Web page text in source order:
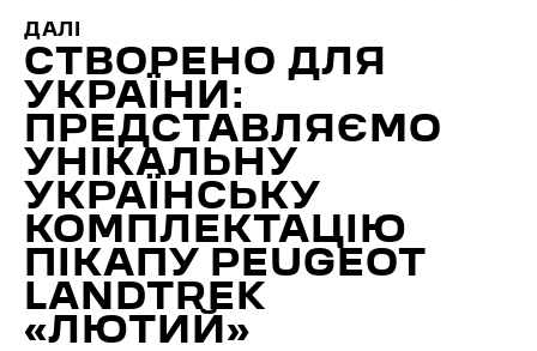
ДАЛІ
СТВОРЕНО ДЛЯ
УКРАЇНИ:
ПРЕДСТАВЛЯЄМО
УНІКАЛЬНУ
УКРАЇНСЬКУ
КОМПЛЕКТАЦІЮ
ПІКАПУ PEUGEOT
LANDTREK
«ЛЮТИЙ»